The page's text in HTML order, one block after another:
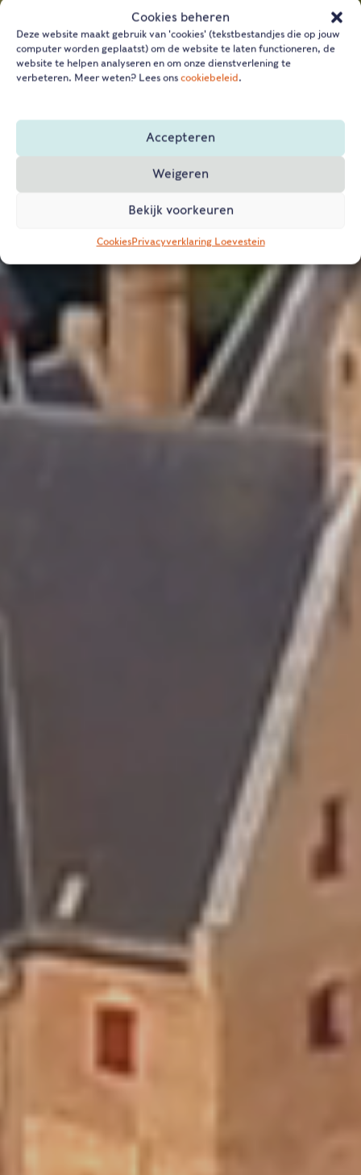
Cookies beheren
Deze website maakt gebruik van 'cookies' (tekstbestandjes die op jouw
computer worden geplaatst) om de website te laten functioneren, de
website te helpen analyseren en om onze dienstverlening te
verbeteren. Meer weten? Lees ons cookiebeleid.
Accepteren
Weigeren
Bekijk voorkeuren
CookiesPrivacyverklaring Loevestein